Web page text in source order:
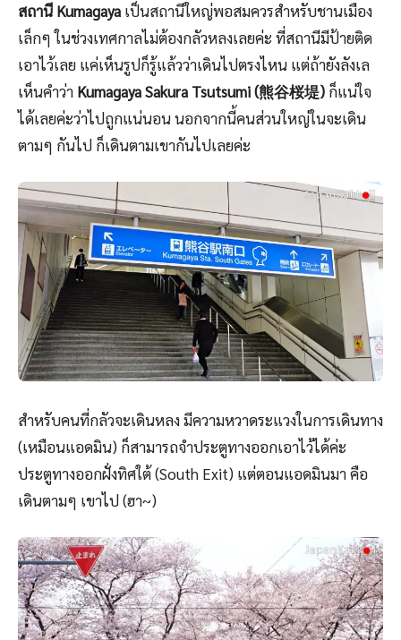
สถานี Kumagaya เป็นสถานีใหญ่พอสมควรสำหรับชานเมือง
เล็กๆ ในช่วงเทศกาลไม่ต้องกลัวหลงเลยค่ะ ที่สถานีมีป้ายติด
เอาไว้เลย แค่เห็นรูปก็รู้แล้วว่าเดินไปตรงไหน แต่ถ้ายังลังเล
เห็นคำว่า Kumagaya Sakura Tsutsumi (熊谷桜堤) ก็แน่ใจ
ได้เลยค่ะว่าไปถูกแน่นอน นอกจากนี้คนส่วนใหญ่ในจะเดิน
ตามๆ กันไป ก็เดินตามเขากันไปเลยค่ะ
สำหรับคนที่กลัวจะเดินหลง มีความหวาดระแวงในการเดินทาง
(เหมือนแอดมิน) ก็สามารถจำประตูทางออกเอาไว้ได้ค่ะ
ประตูทางออกฝั่งทิศใต้ (South Exit) แต่ตอนแอดมินมา คือ
เดินตามๆ เขาไป (ฮา~)